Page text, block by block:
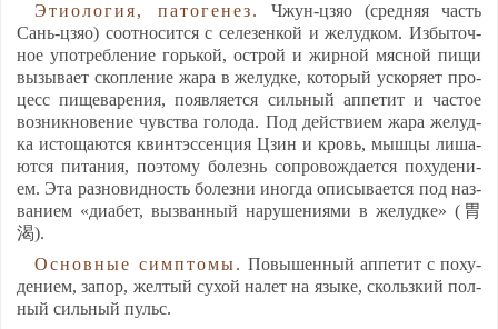
Эти­оло­гия, па­то­ге­нез.
Чжун-цзяо (сред­няя часть
Сань-цзяо) со­от­но­сит­ся с се­ле­зен­кой и же­луд­ком. Из­бы­точ­
ное упот­реб­ле­ние горь­кой, ост­рой и жир­ной мяс­ной пи­щи
вы­зы­ва­ет скоп­ле­ние жа­ра в же­луд­ке, ко­то­рый ус­ко­ря­ет про­
цесс пи­ще­ва­ре­ния, по­яв­ля­ет­ся силь­ный ап­пе­тит и час­тое
воз­ник­но­ве­ние чувс­тва го­ло­да. Под дей­стви­ем жа­ра же­луд­
ка ис­то­ща­ют­ся квин­тэс­сен­ция Цзин и кровь, мыш­цы ли­ша­
ют­ся пи­та­ния, по­это­му бо­лезнь соп­ро­вож­да­ет­ся по­ху­де­ни­
ем. Эта раз­но­вид­ность бо­лез­ни иног­да опи­сы­ва­ет­ся под наз­
ва­ни­ем «ди­абет, выз­ван­ный на­ру­ше­ни­ями в же­луд­ке» (胃
渴).
Ос­нов­ные симп­то­мы. По­вы­шен­ный ап­пе­тит с по­ху­
де­ни­ем, за­пор, жел­тый су­хой на­лет на язы­ке, сколь­зкий пол­
ный силь­ный пульс.